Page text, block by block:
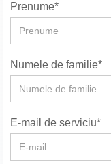
Prenume*
Numele de familie*
E-mail de serviciu*